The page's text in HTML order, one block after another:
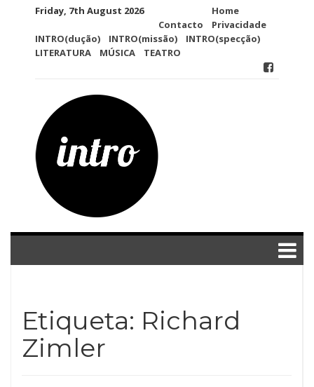
Friday, 7th August 2026
Contacto
Home
Privacidade
INTRO(dução)
INTRO(missão)
INTRO(specção)
LITERATURA
MÚSICA TEATRO
Etiqueta: Richard
Zimler